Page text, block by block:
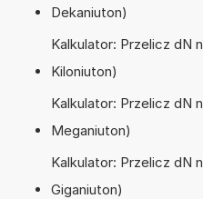
Dekaniuton)
Kalkulator: Przelicz dN
Kiloniuton)
Kalkulator: Przelicz dN
Meganiuton)
Kalkulator: Przelicz dN
Giganiuton)